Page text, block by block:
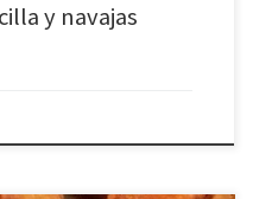
y navajas